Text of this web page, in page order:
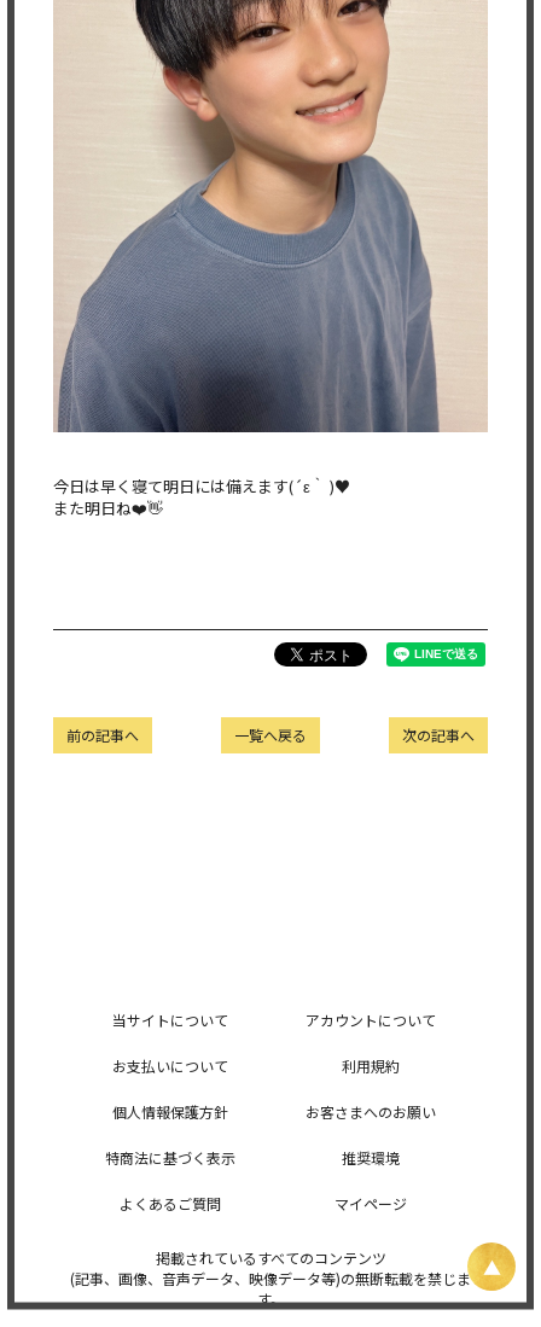
今日は早く寝て明日には備えます(´ε｀ )♥
また明日ね❤️👋
次の記事へ
一覧へ戻る
前の記事へ
当サイトについて アカウントについて
お支払いについて 利用規約
個人情報保護方針 お客さまへのお願い
特商法に基づく表示 推奨環境
よくあるご質問 マイページ
掲載されているすべてのコンテンツ
(記事、画像、音声データ、映像データ等)の無断転載を禁じま
す。